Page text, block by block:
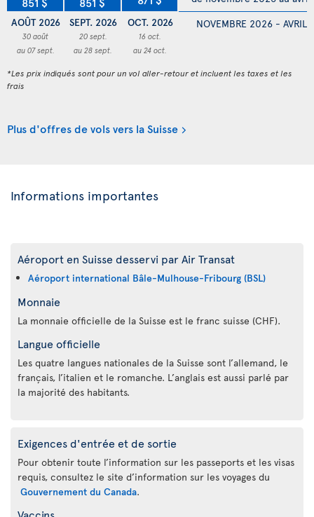
AOÛT 2026
30 août
au 07 sept.
SEPT. 2026
20 sept.
au 28 sept.
OCT. 2026
16 oct.
au 24 oct.
NOVEMBRE 2026 - AVRIL
*Les prix indiqués sont pour un vol aller-retour et incluent les taxes et les
frais
Plus d'offres de vols vers la Suisse
Informations importantes
Aéroport en Suisse desservi par Air Transat
Aéroport international Bâle-Mulhouse-Fribourg (BSL)
Monnaie
La monnaie officielle de la Suisse est le franc suisse (CHF).
Langue officielle
Les quatre langues nationales de la Suisse sont l’allemand, le
français, l’italien et le romanche. L’anglais est aussi parlé par
la majorité des habitants.
Exigences d'entrée et de sortie
Pour obtenir toute l’information sur les passeports et les visas
requis, consultez le site d’information sur les voyages du
Gouvernement du Canada.